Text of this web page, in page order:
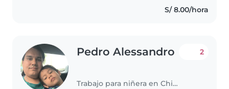
S/ 8.00/hora
Pedro Alessandro
Trabajo para niñera en Chimbote
2